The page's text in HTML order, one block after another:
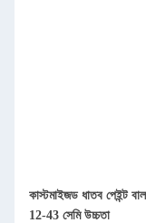
কাস্টমাইজড ধাতব পেইন্ট
12-43 সেমি উচ্চতা